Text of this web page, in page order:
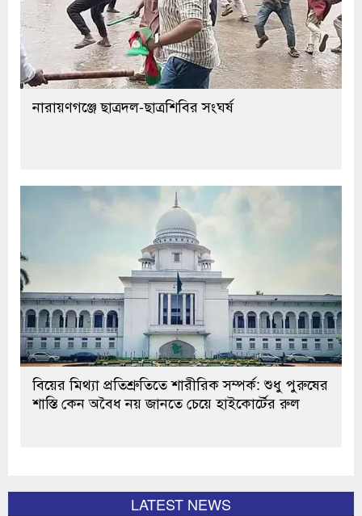
নারায়ণগঞ্জে ছাত্রদল-ছাত্রশিবির সংঘর্ষ
বিয়ের মিথ্যা প্রতিশ্রুতিতে শারীরিক সম্পর্ক: শুধু পুরুষের
শাস্তি কেন অবৈধ নয় জানতে চেয়ে হাইকোর্টের রুল
LATEST NEWS